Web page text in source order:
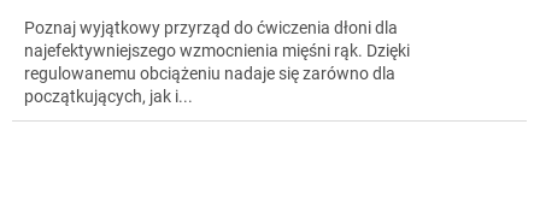
Poznaj wyjątkowy przyrząd do ćwiczenia dłoni dla
najefektywniejszego wzmocnienia mięśni rąk. Dzięki
regulowanemu obciążeniu nadaje się zarówno dla
początkujących, jak i...